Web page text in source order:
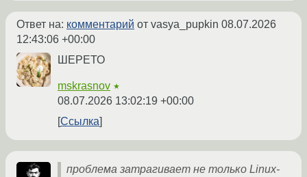
Ответ на: комментарий от vasya_pupkin 08.07.2026
12:43:06 +00:00
ШЕРЕТО
mskrasnov ★
08.07.2026 13:02:19 +00:00
Ссылка
проблема затрагивает не только Linux-